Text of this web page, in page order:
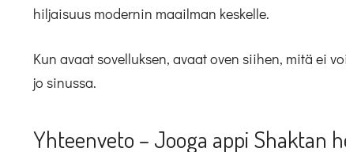
hiljaisuus modernin maailman keskelle.
Kun avaat sovelluksen, avaat oven siihen, mitä ei
jo sinussa.
Yhteenveto – Jooga appi Shaktan